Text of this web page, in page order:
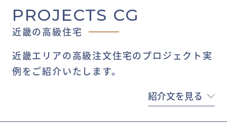
PROJECTS CG
近畿の高級住宅
近畿エリアの高級注文住宅のプロジェクト実
例をご紹介いたします。
紹介文を見る